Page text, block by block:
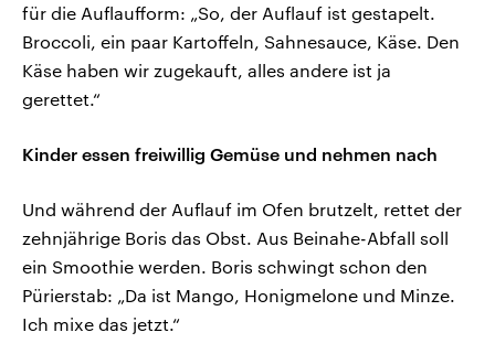
für die Auflaufform: „So, der Auflauf ist gestapelt.
Broccoli, ein paar Kartoffeln, Sahnesauce, Käse. Den
Käse haben wir zugekauft, alles andere ist ja
gerettet.“
Kinder essen freiwillig Gemüse und nehmen nach
Und während der Auflauf im Ofen brutzelt, rettet der
zehnjährige Boris das Obst. Aus Beinahe-Abfall soll
ein Smoothie werden. Boris schwingt schon den
Pürierstab: „Da ist Mango, Honigmelone und Minze.
Ich mixe das jetzt.“